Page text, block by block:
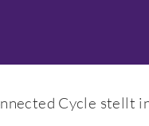
Cycle stellt